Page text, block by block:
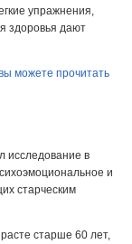
упражнения,
здоровья дают
можете прочитать
исследование в
и
старческим
старше 60 лет,